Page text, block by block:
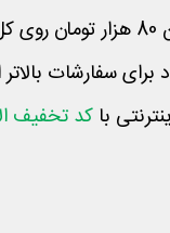
بالاتر از 700 هزار تومان
با کد تخفیف